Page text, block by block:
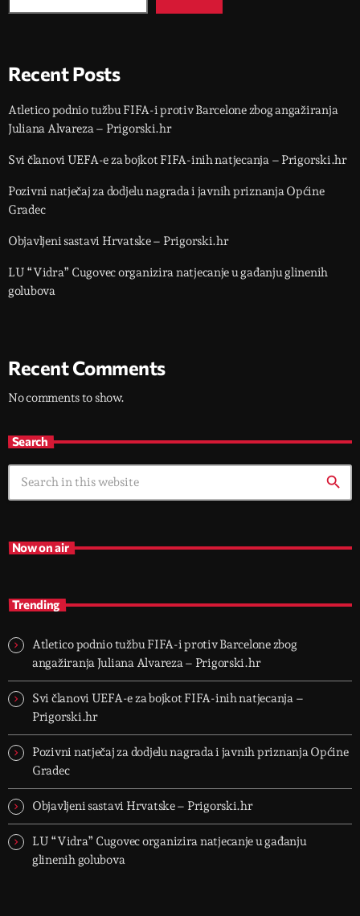
Recent Posts
Atletico podnio tužbu FIFA-i protiv Barcelone zbog angažiranja
Juliana Alvareza – Prigorski.hr
Svi članovi UEFA-e za bojkot FIFA-inih natjecanja – Prigorski.hr
Pozivni natječaj za dodjelu nagrada i javnih priznanja Općine
Gradec
Objavljeni sastavi Hrvatske – Prigorski.hr
LU “Vidra” Cugovec organizira natjecanje u gađanju glinenih
golubova
Recent Comments
No comments to show.
Search
search
Now on air
Trending
Atletico podnio tužbu FIFA-i protiv Barcelone zbog
angažiranja Juliana Alvareza – Prigorski.hr
Svi članovi UEFA-e za bojkot FIFA-inih natjecanja –
Prigorski.hr
Pozivni natječaj za dodjelu nagrada i javnih priznanja Općine
Gradec
Objavljeni sastavi Hrvatske – Prigorski.hr
LU “Vidra” Cugovec organizira natjecanje u gađanju
glinenih golubova